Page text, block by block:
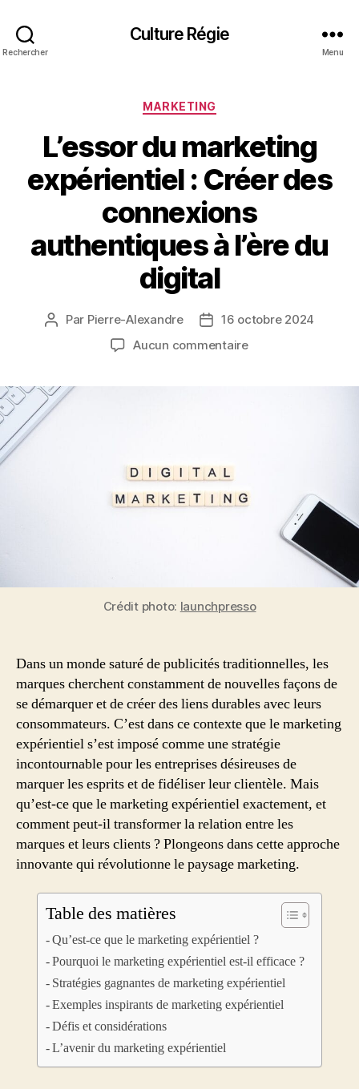
Rechercher
Culture Régie
Menu
Catégories
MARKETING
L’essor du marketing
expérientiel : Créer des
connexions
authentiques à l’ère du
digital
Auteur
Par Pierre-Alexandre
Date16 octobre 2024
Aucun commentairesur
authentiques
Crédit photo: launchpresso
Dans un monde saturé de publicités traditionnelles, les
marques cherchent constamment de nouvelles façons de
se démarquer et de créer des liens durables avec leurs
consommateurs. C’est dans ce contexte que le marketing
expérientiel s’est imposé comme une stratégie
incontournable pour les entreprises désireuses de
marquer les esprits et de fidéliser leur clientèle. Mais
qu’est-ce que le marketing expérientiel exactement, et
comment peut-il transformer la relation entre les
marques et leurs clients ? Plongeons dans cette approche
innovante qui révolutionne le paysage marketing.
Table des matières
Qu’est-ce que le marketing expérientiel ?
Pourquoi le marketing expérientiel est-il efficace ?
Stratégies gagnantes de marketing expérientiel
Exemples inspirants de marketing expérientiel
Défis et considérations
L’avenir du marketing expérientiel